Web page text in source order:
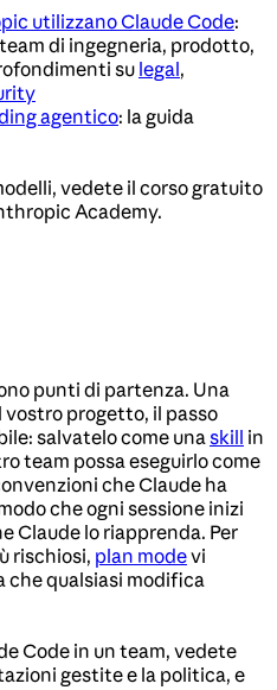
utilizzano Claude Code:
di ingegneria, prodotto,
su legal,
agentico: la guida
vedete il corso gratuito
Academy.
punti di partenza. Una
progetto, il passo
salvatelo come unaskill in
team possa eseguirlo come
che Claude ha
che ogni sessione inizi
Claude lo riapprenda. Per
rischiosi, plan modevi
che qualsiasi modifica
Code in un team, vedete
gestite e la politica, e